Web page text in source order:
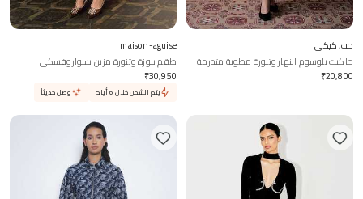
حب، كيكي
جاكيت بلوسوم النهار وتنورة مطوية متدرجة
اللون
₹20,800
maison-aguise
طقم بلوزة وتنورة مزين بسواروفسكي
₹30,950
يتم الشحن خلال 6 أيام وصل حديثاً